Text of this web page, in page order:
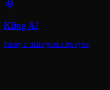
Kling AI
Filmy z dialogiem i lip sync